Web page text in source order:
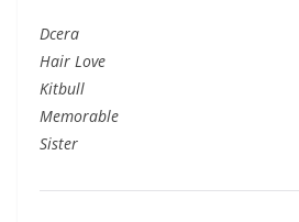
Dcera
Hair Love
Kitbull
Memorable
Sister